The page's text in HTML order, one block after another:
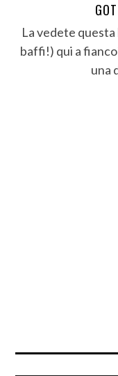
La vedete questa
baffi!) qui a
una